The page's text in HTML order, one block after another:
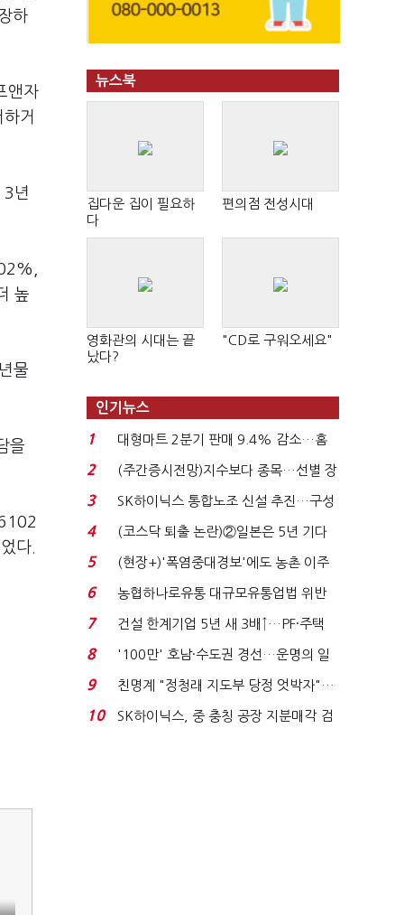
하
앤자
거
3년
높
물
을
다.
뉴스북
집다운 집이 필요하
다
편의점 전성시대
영화관의 시대는 끝
났다?
"CD로 구워오세요"
인기뉴스
1
대형마트 2분기 판매 9.4% 감소…홈
플러스 사태 여파...
2
(주간증시전망)지수보다 종목…선별 장
세 이어진다...
3
SK하이닉스 통합노조 신설 추진…구성
원 간 성과급 불...
4
(코스닥 퇴출 논란)②일본은 5년 기다
려주는데 우리는 ...
5
(현장+)'폭염중대경보'에도 농촌 이주
노동자는 강행군…'야...
6
농협하나로유통 대규모유통업법 위반
적발…공정위, 과...
7
건설 한계기업 5년 새 3배↑…PF·주택
침체에 재무 ...
8
'100만' 호남·수도권 경선…운명의 일
주일
9
친명계 "정청래 지도부 당정 엇박자"…
친청계 "신천지 오...
10
SK하이닉스, 중 충칭 공장 지분매각 검